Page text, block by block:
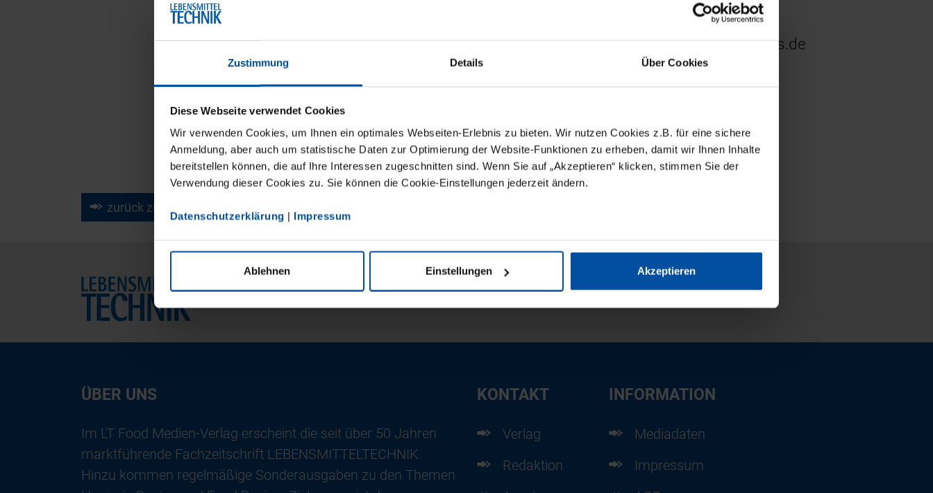
Zustimmung Details Über Cookies
Diese Webseite verwendet Cookies
Wir verwenden Cookies, um Ihnen ein optimales Webseiten-Erlebnis zu bieten. Wir nutzen Cookies z.B. für eine sichere
Anmeldung, aber auch um statistische Daten zur Optimierung der Website-Funktionen zu erheben, damit wir Ihnen Inhalte
bereitstellen können, die auf Ihre Interessen zugeschnitten sind. Wenn Sie auf „Akzeptieren“ klicken, stimmen Sie der
Verwendung dieser Cookies zu. Sie können die Cookie-Einstellungen jederzeit ändern.
Datenschutzerklärung | Impressum
Ablehnen Einstellungen Akzeptieren
Tel.: 02 31 7 58 96-71
www.akademie-fresenius.de
ICS herunterladen
zurück zur Kalender Übersicht
Home
ÜBER UNS
Im LT Food Medien-Verlag erscheint die seit über 50 Jahren
marktführende Fachzeitschrift LEBENSMITTELTECHNIK.
Hinzu kommen regelmäßige Sonderausgaben zu den Themen
KONTAKT
Verlag
Redaktion
INFORMATION
Mediadaten
Impressum